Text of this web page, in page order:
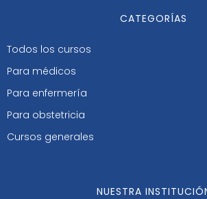
CATEGORÍAS
Todos los cursos
Para médicos
Para enfermería
Para obstetricia
Cursos generales
NUESTRA